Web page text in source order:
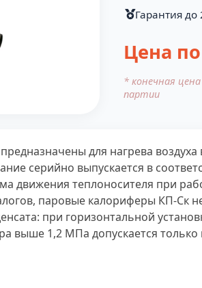
Гарантия до
Цена
* конечная
партии
для нагрева
серийно выпускается в
движения теплоносителя при
паровые калориферы КП-Ск
при горизонтальной
выше 1,2 МПа допускается